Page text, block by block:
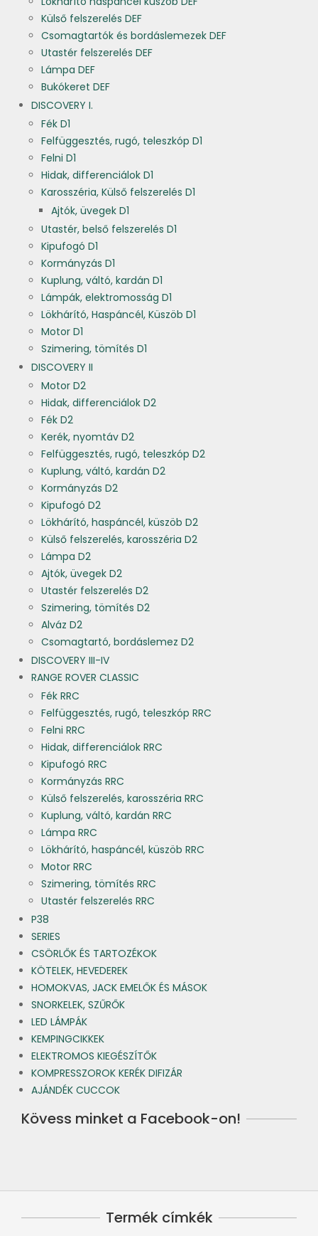
Külső felszerelés DEF
Csomagtartók és bordáslemezek DEF
Utastér felszerelés DEF
Lámpa DEF
Bukókeret DEF
DISCOVERY I.
Fék D1
Felfüggesztés, rugó, teleszkóp D1
Felni D1
Hidak, differenciálok D1
Karosszéria, Külső felszerelés D1
Ajtók, üvegek D1
Utastér, belső felszerelés D1
Kipufogó D1
Kormányzás D1
Kuplung, váltó, kardán D1
Lámpák, elektromosság D1
Lökhárító, Haspáncél, Küszöb D1
Motor D1
Szimering, tömítés D1
DISCOVERY II
Motor D2
Hidak, differenciálok D2
Fék D2
Kerék, nyomtáv D2
Felfüggesztés, rugó, teleszkóp D2
Kuplung, váltó, kardán D2
Kormányzás D2
Kipufogó D2
Lökhárító, haspáncél, küszöb D2
Külső felszerelés, karosszéria D2
Lámpa D2
Ajtók, üvegek D2
Utastér felszerelés D2
Szimering, tömítés D2
Alváz D2
Csomagtartó, bordáslemez D2
DISCOVERY III-IV
RANGE ROVER CLASSIC
Fék RRC
Felfüggesztés, rugó, teleszkóp RRC
Felni RRC
Hidak, differenciálok RRC
Kipufogó RRC
Kormányzás RRC
Külső felszerelés, karosszéria RRC
Kuplung, váltó, kardán RRC
Lámpa RRC
Lökhárító, haspáncél, küszöb RRC
Motor RRC
Szimering, tömítés RRC
Utastér felszerelés RRC
P38
SERIES
CSÖRLŐK ÉS TARTOZÉKOK
KÖTELEK, HEVEDEREK
HOMOKVAS, JACK EMELŐK ÉS MÁSOK
SNORKELEK, SZŰRŐK
LED LÁMPÁK
KEMPINGCIKKEK
ELEKTROMOS KIEGÉSZÍTŐK
KOMPRESSZOROK KERÉK DIFIZÁR
AJÁNDÉK CUCCOK
Kövess minket a Facebook-on!
Termék címkék